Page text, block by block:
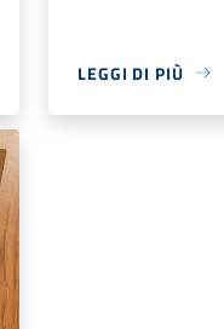
LEGGI DI PIÙ